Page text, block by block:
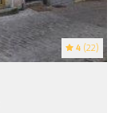
4 (22)